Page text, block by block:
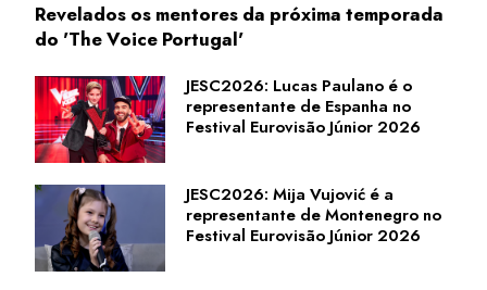
Revelados os mentores da próxima temporada
do 'The Voice Portugal'
JESC2026: Lucas Paulano é o
representante de Espanha no
Festival Eurovisão Júnior 2026
JESC2026: Mija Vujović é a
representante de Montenegro no
Festival Eurovisão Júnior 2026